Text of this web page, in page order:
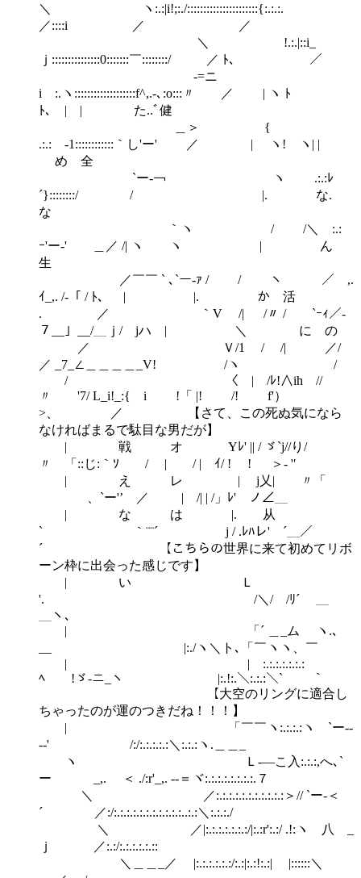
＼ ヽ:.:|i!;:./::::::::::::::::::::::{:.:.:.
／::::i ／ ／
＼ !.:.|::i_
ｊ:::::::::::::::0:::::::￣::::::::/ ／ ﾄ、 ／
-=ニ
i :.ヽ:::::::::::::::::::f^,.-､:o:::〃 ／ | ヽ ﾄ
ﾄ､ | | た..ﾞ健
＿＞ {
.:.:ゝ-1::::::::::::｀し'ー' ／ | ヽ! ヽ| |
め 全
`ー‐￢ ヽ .:.:ﾚ
´}::::::::/ / |. な.
な
｀ヽ / /＼ :.:
ｰ'ー‐' ＿／ /| ヽ ヽ | ん
生
／￣￣ ` ､`ー‐ｧ / / ヽ ／￣,.
ｲ_,. /‐「 / ﾄ、 | |. か 活
. ／ ｀V /| /〃 / `ｰｨ／‐
７__」__/＿ｊ/ jハ | ＼ に の
／ Ｖ/1 / /| ／/
／ _7_∠＿＿＿＿_V! /ヽ /
/ 〈 | /ﾚ!∧ih //
〃 '7/ L_i!_:{ i !「 |! /! f'）
>、 ／ 【さて、この死ぬ気になら
なければまるで駄目な男だが】
| 戦 オ Yﾚ' || / ゞ`j//り/
〃 「::じ:｀ｿ / | / | ｲ/ ! ! ＞‐ '′
| え レ | j乂| 〃「
、`ー'’ ／ | /| | /」ﾚ' ノ∠＿
| な は |. 从
` ｀¨¨´ j / .ﾚﾊレ' ´＿／
´ 【こちらの世界に来て初めてリボ
ーン枠に出会った感じです】
| い Ｌ
'. /＼/ /ﾘ´ ＿
＿ヽ、
| 「´ ＿_ム ヽ.､
__ |:./ヽ＼ト､「￣ヽヽ、￣
| |￣:.:.:.:.:.:.:
ﾍ !ゞ-ニ_ヽ |:.!:.＼:.:.:＼` ｀
￣ 【大空のリングに適合し
ちゃったのが運のつきだね！！！】
| 「￣￣ヽ:.:.:.:ヽ `ー--
--' /:/:.:.:.:.:＼:.:.:ヽ.＿＿_
ヽ Ｌ-―こ入:.:.:,へ､`
ー _,. ＜ ./:r'_,. -‐＝ヾ:.:.:.:.:.:.:.:.７
＼ ／:.:.:.:.:.:.:.:.:.:.:＞// `ー‐＜
´ ／:/:.:.:.:.:.:.:.:.:.:.:..:.:＼:.:.:./
＼ ／|:.:.:.:.:.:.:/|:.:r':.:/ .!:ヽ 八 _
ｊ ／:.:/:.:.:.:.:.::
＼＿＿_／ |:.:.:.:.:.:/:.:|:.:!:.:| |::::::＼